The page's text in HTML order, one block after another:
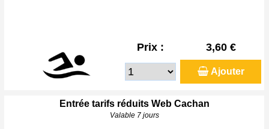
Prix : 3,60 €
Ajouter
Entrée tarifs réduits Web Cachan
Valable 7 jours